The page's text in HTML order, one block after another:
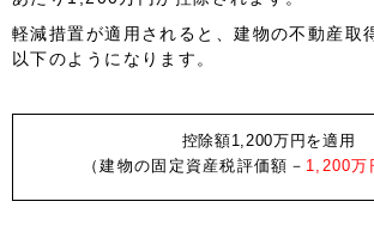
軽減措置が適用されると、建物の不動産取
以下のようになります。
控除額1,200万円を適用
（建物の固定資産税評価額－ 1,200万